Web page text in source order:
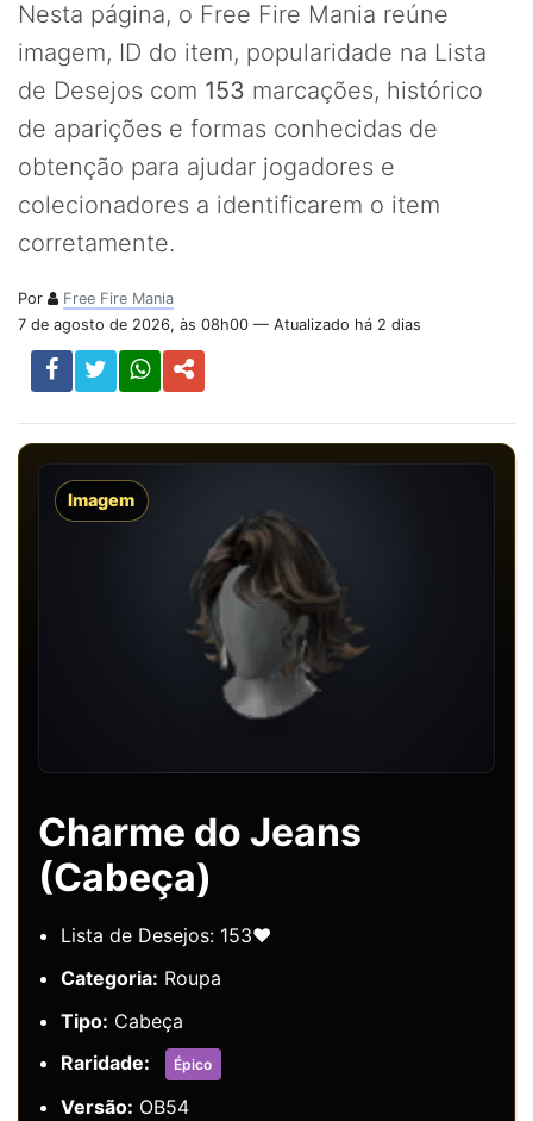
Nesta página, o Free Fire Mania reúne
imagem, ID do item, popularidade na Lista
de Desejos com 153 marcações, histórico
de aparições e formas conhecidas de
obtenção para ajudar jogadores e
colecionadores a identificarem o item
corretamente.
Por
Free Fire Mania
7 de agosto de 2026, às 08h00 — Atualizado há 2 dias
Imagem
Charme do Jeans
(Cabeça)
Lista de Desejos: 153❤️
Categoria: Roupa
Tipo: Cabeça
Raridade:
Épico
Versão: OB54